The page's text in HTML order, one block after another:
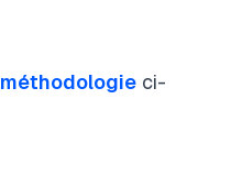
méthodologie ci-